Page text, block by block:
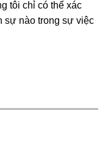
tôi chỉ có thể xác
sự nào trong sự việc